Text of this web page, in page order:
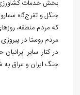
بخش خدمات
جنگل و تفرج‌گاه
که مردم منطقه،
مردم روستا در
در کنار سایر
جنگ ایران و عراق